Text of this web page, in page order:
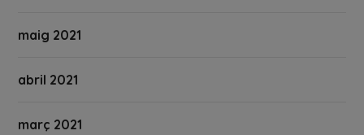
maig 2021
abril 2021
març 2021